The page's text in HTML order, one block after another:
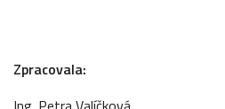
Zpracovala: